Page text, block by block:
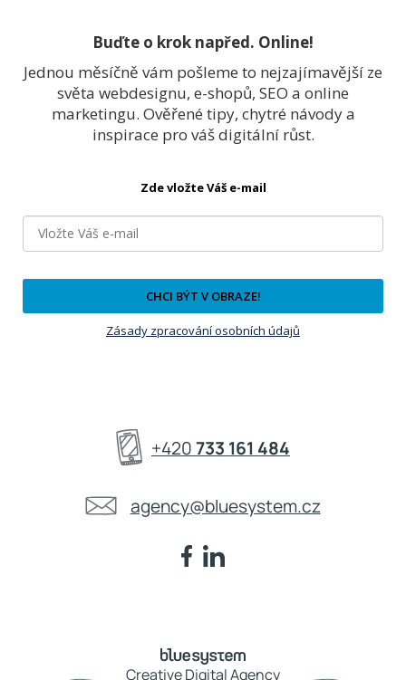
Buďte o krok napřed. Online!
Jednou měsíčně vám pošleme to nejzajímavější ze
světa webdesignu, e-shopů, SEO a online
marketingu. Ověřené tipy, chytré návody a
inspirace pro váš digitální růst.
Zde vložte Váš e-mail
CHCI BÝT V OBRAZE!
Zásady zpracování osobních údajů
+420733 161 484
agency@bluesystem.cz
Creative Digital Agency